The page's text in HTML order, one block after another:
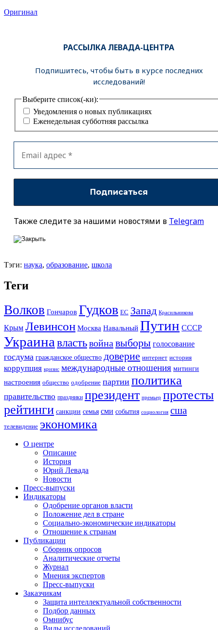
Оригинал
РАССЫЛКА ЛЕВАДА-ЦЕНТРА
Подпишитесь, чтобы быть в курсе последних
исследований!
Выберите список(-ки):
Уведомления о новых публикациях
Еженедельная субботняя рассылка
Также следите за нашими новостями в Telegram
Тэги: наука, образование, школа
Теги
Волков Гончаров Гудков ЕС Запад Красильникова
Крым Левинсон Москва Навальный Путин СССР
Украина властьвойна выборы голосование
госдума гражданское общество доверие интернет история
коррупция кризис международные отношения митинги
настроения общество одобрение партии политика
правительство праздники президент премьер протесты
рейтинги санкции семья сми события социология сша
телевидение экономика
О центре
Описание
История
Юрий Левада
Новости
Пресс-выпуски
Индикаторы
Одобрение органов власти
Положение дел в стране
Социально-экономические индикаторы
Отношение к странам
Публикации
Сборник опросов
Аналитические отчеты
Журнал
Мнения экспертов
Пресс-выпуски
Заказчикам
Защита интеллектуальной собственности
Подбор данных
Омнибус
Виды исследований